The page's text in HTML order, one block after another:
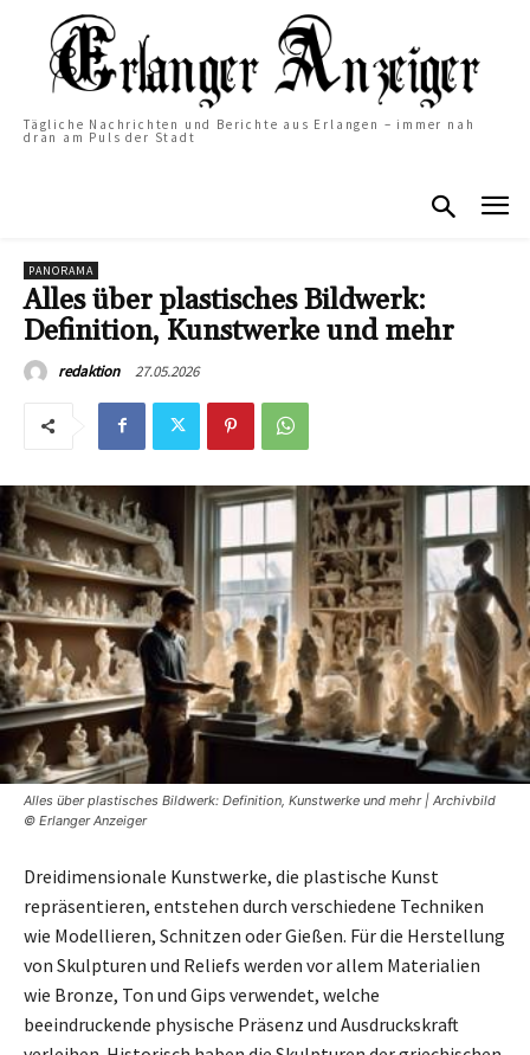
Tägliche Nachrichten und Berichte aus Erlangen – immer nah
dran am Puls der Stadt
PANORAMA
Alles über plastisches Bildwerk:
Definition, Kunstwerke und mehr
redaktion 27.05.2026
Alles über plastisches Bildwerk: Definition, Kunstwerke und mehr | Archivbild
© Erlanger Anzeiger
Dreidimensionale Kunstwerke, die plastische Kunst
repräsentieren, entstehen durch verschiedene Techniken
wie Modellieren, Schnitzen oder Gießen. Für die Herstellung
von Skulpturen und Reliefs werden vor allem Materialien
wie Bronze, Ton und Gips verwendet, welche
beeindruckende physische Präsenz und Ausdruckskraft